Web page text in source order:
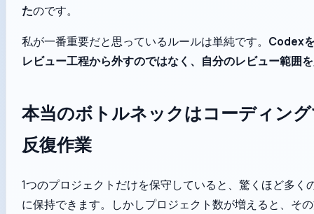
たのです。
私が一番重要だと思っているルールは単純です。 Codex
レビュー工程から外すのではなく、自分のレビュー範囲
本当のボトルネックはコーディン
反復作業
1つのプロジェクトだけを保守していると、驚くほど多く
に保持できます。しかしプロジェクト数が増えると、そ